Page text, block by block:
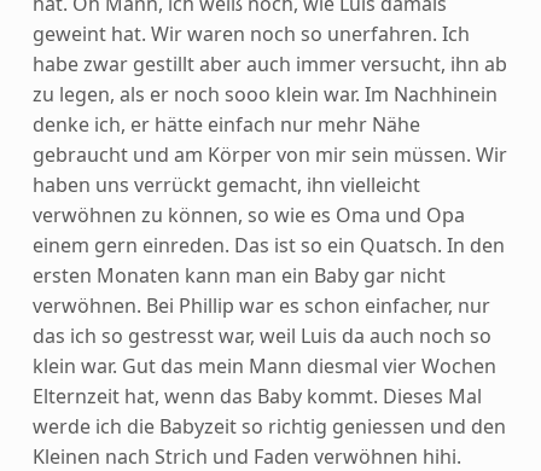
geweint hat. Wir waren noch so unerfahren. Ich
habe zwar gestillt aber auch immer versucht, ihn ab
zu legen, als er noch sooo klein war. Im Nachhinein
denke ich, er hätte einfach nur mehr Nähe
gebraucht und am Körper von mir sein müssen. Wir
haben uns verrückt gemacht, ihn vielleicht
verwöhnen zu können, so wie es Oma und Opa
einem gern einreden. Das ist so ein Quatsch. In den
ersten Monaten kann man ein Baby gar nicht
verwöhnen. Bei Phillip war es schon einfacher, nur
das ich so gestresst war, weil Luis da auch noch so
klein war. Gut das mein Mann diesmal vier Wochen
Elternzeit hat, wenn das Baby kommt. Dieses Mal
werde ich die Babyzeit so richtig geniessen und den
Kleinen nach Strich und Faden verwöhnen hihi.